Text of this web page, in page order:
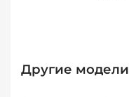
Другие модели